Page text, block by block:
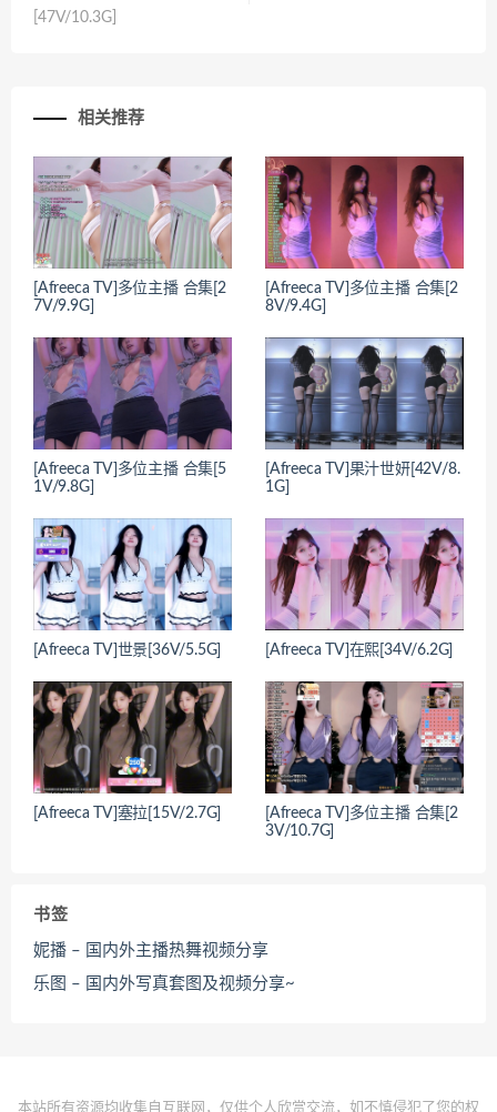
[47V/10.3G]
相关推荐
[Afreeca TV]多位主播 合集[2
7V/9.9G]
[Afreeca TV]多位主播 合集[2
8V/9.4G]
[Afreeca TV]多位主播 合集[5
1V/9.8G]
[Afreeca TV]果汁世妍[42V/8.
1G]
[Afreeca TV]世景[36V/5.5G] [Afreeca TV]在熙[34V/6.2G]
[Afreeca TV]塞拉[15V/2.7G]
[Afreeca TV]多位主播 合集[2
3V/10.7G]
书签
妮播 – 国内外主播热舞视频分享
乐图 – 国内外写真套图及视频分享~
本站所有资源均收集自互联网，仅供个人欣赏交流，如不慎侵犯了您的权